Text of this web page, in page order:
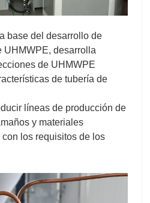
base del desarrollo de
UHMWPE, desarrolla
de UHMWPE
de tubería de
líneas de producción de
y materiales
los requisitos de los